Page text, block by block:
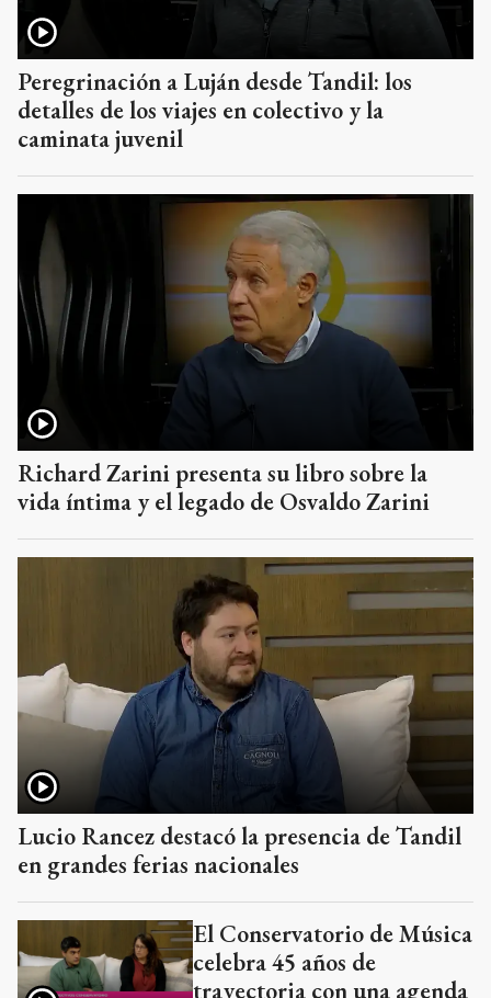
Peregrinación a Luján desde Tandil: los
detalles de los viajes en colectivo y la
caminata juvenil
Richard Zarini presenta su libro sobre la
vida íntima y el legado de Osvaldo Zarini
Lucio Rancez destacó la presencia de Tandil
en grandes ferias nacionales
El Conservatorio de Música
celebra 45 años de
trayectoria con una agenda